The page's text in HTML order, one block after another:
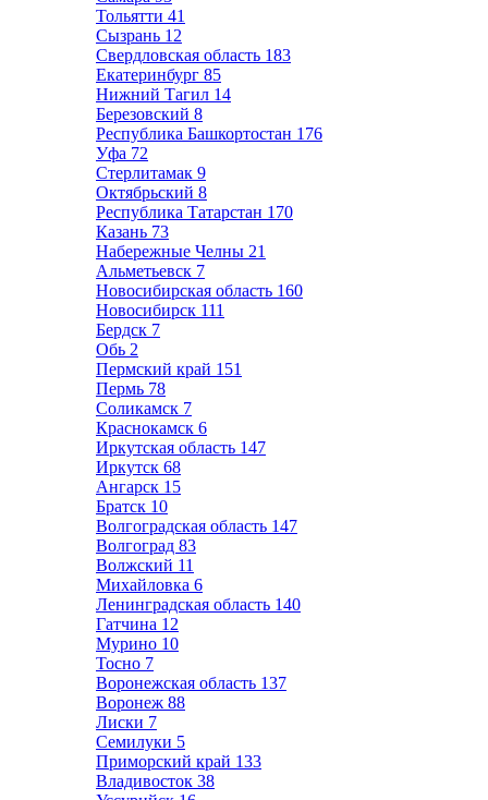
Тольятти 41
Сызрань 12
Свердловская область 183
Екатеринбург 85
Нижний Тагил 14
Березовский 8
Республика Башкортостан 176
Уфа 72
Стерлитамак 9
Октябрьский 8
Республика Татарстан 170
Казань 73
Набережные Челны 21
Альметьевск 7
Новосибирская область 160
Новосибирск 111
Бердск 7
Обь 2
Пермский край 151
Пермь 78
Соликамск 7
Краснокамск 6
Иркутская область 147
Иркутск 68
Ангарск 15
Братск 10
Волгоградская область 147
Волгоград 83
Волжский 11
Михайловка 6
Ленинградская область 140
Гатчина 12
Мурино 10
Тосно 7
Воронежская область 137
Воронеж 88
Лиски 7
Семилуки 5
Приморский край 133
Владивосток 38